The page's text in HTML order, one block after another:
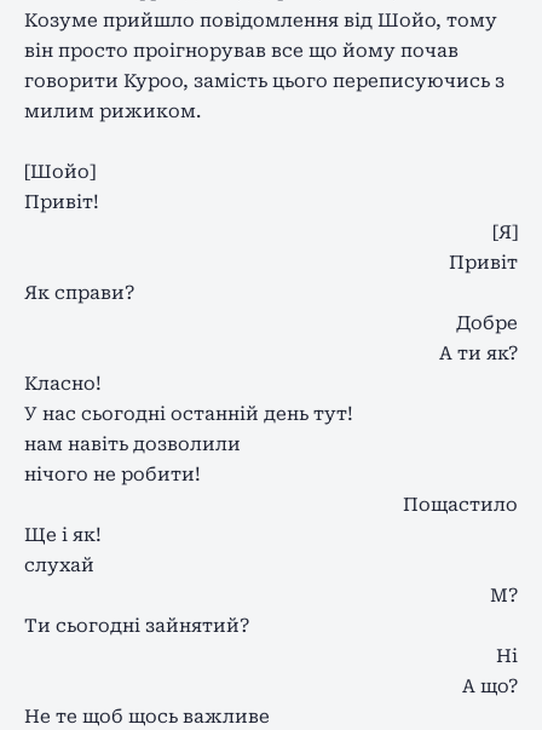
Козуме прийшло повідомлення від Шойо, тому
він просто проігнорував все що йому почав
говорити Куроо, замість цього переписуючись з
милим рижиком.
[Шойо]
Привіт!
[Я]
Привіт
Як справи?
Добре
А ти як?
Класно!
У нас сьогодні останній день тут!
нам навіть дозволили
нічого не робити!
Пощастило
Ще і як!
слухай
М?
Ти сьогодні зайнятий?
Ні
А що?
Не те щоб щось важливе